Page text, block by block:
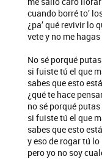
cuando borré to’
¿pa’ qué revivir lo
vete y no me
No sé porqué
si fuiste tú el que
sabes que esto
¿qué te hace
no sé porqué
si fuiste tú el que
sabes que esto
y eso de rogar tú
pero yo no soy